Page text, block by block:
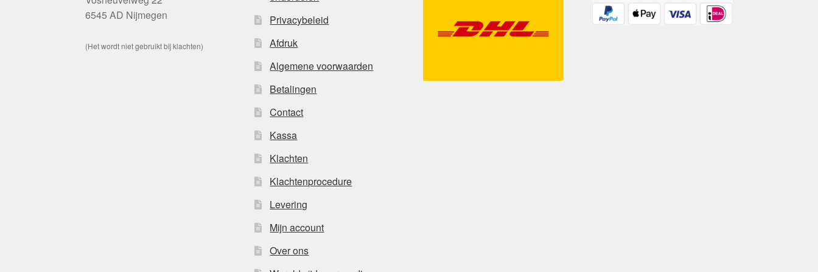
6545 AD Nijmegen
(Het wordt niet gebruikt bij klachten)
Privacybeleid
Afdruk
Algemene voorwaarden
Betalingen
Contact
Kassa
Klachten
Klachtenprocedure
Levering
Mijn account
Over ons